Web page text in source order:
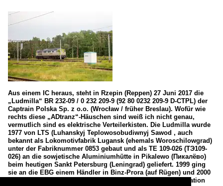
Aus einem IC heraus, steht in Rzepin (Reppen) 27 Juni 2017 die
„Ludmilla“ BR 232-09 / 0 232 209-9 (92 80 0232 209-9 D-CTPL) der
Captrain Polska Sp. z o.o. (Wrocław / früher Breslau). Wofür wie
rechts diese „ADtranz“-Häuschen sind weiß ich nicht genau,
vermutlich sind es elektrische Verteilerkisten. Die Ludmilla wurde
1977 von LTS (Luhanskyj Teplowosobudiwnyj Sawod , auch
bekannt als Lokomotivfabrik Lugansk (ehemals Woroschilowgrad)
unter der Fabriknummer 0853 gebaut und als TE 109-026 (ТЭ109-
026) an die sowjetische Aluminiumhütte in Pikalewo (Пикалёво)
beim heutigen Sankt Petersburg (Leningrad) geliefert. 1999 ging
sie an die EBG einem Händler in Binz-Prora (auf Rügen) und 2000
dann ging siean die ADtranz - ABB Daimler Benz Transportation